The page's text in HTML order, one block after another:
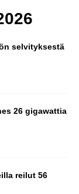
selvityksestä
26 gigawattia
reilut 56